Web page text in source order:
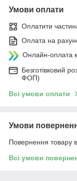
Умови оплати
Оплатити
Оплата на
Онлайн-оплата
Безготівковий
ФОП)
Всі умови оплати
Умови
Повернення товару
Всі умови